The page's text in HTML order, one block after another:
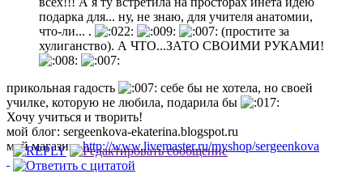
подарка для... ну, не знаю, для учителя анатомии,
что-ли... .
(простите за
хулиганство). А ЧТО...ЗАТО СВОИМИ РУКАМИ!
прикольная гадость
себе бы не хотела, но своей
училке, которую не любила, подарила бы
Хочу учиться и творить!
мой блог: sergeenkova-ekaterina.blogspot.ru
мой магазин:http://www.livemaster.ru/myshop/sergeenkova